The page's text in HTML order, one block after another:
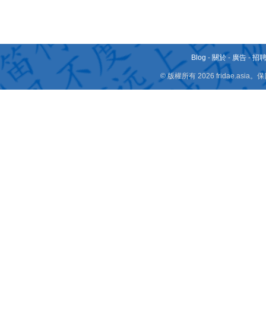
Blog - 關於 - 廣告 -招
© 版權所有 2026 fridae.asia。